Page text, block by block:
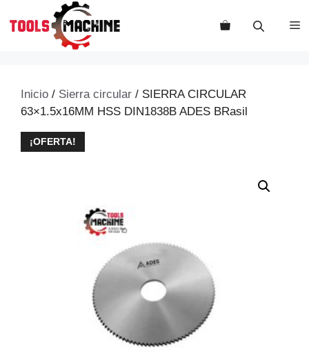
Inicio / Sierra circular / SIERRA CIRCULAR
63×1.5x16MM HSS DIN1838B ADES BRasil
¡OFERTA!